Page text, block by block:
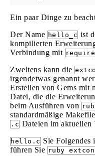
Ein paar Dinge zu
Der Name hello_c ist
kompilierten
Verbindung mit require
Zweitens kann die
irgendetwas genannt
Erstellen von Gems mit
Datei, die die
beim Ausführen von
standardmäßige
.c Dateien im aktuellen
hello.c Sie Folgendes
führen Sie ruby